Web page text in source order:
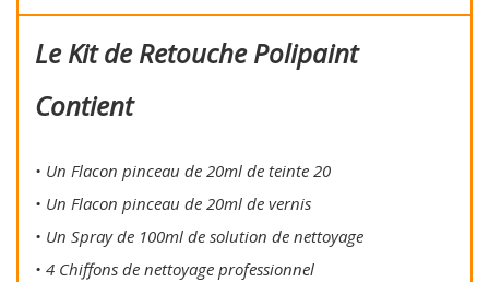
Le Kit de Retouche Polipaint
Contient
• Un Flacon pinceau de 20ml de teinte 20
• Un Flacon pinceau de 20ml de vernis
• Un Spray de 100ml de solution de nettoyage
• 4 Chiffons de nettoyage professionnel